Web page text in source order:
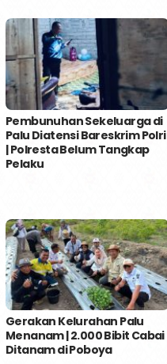
Pembunuhan Sekeluarga di
Palu Diatensi Bareskrim Polri
| Polresta Belum Tangkap
Pelaku
Gerakan Kelurahan Palu
Menanam | 2.000 Bibit Cabai
Ditanam di Poboya